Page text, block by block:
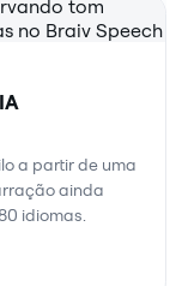
a partir de uma
ainda
idiomas.